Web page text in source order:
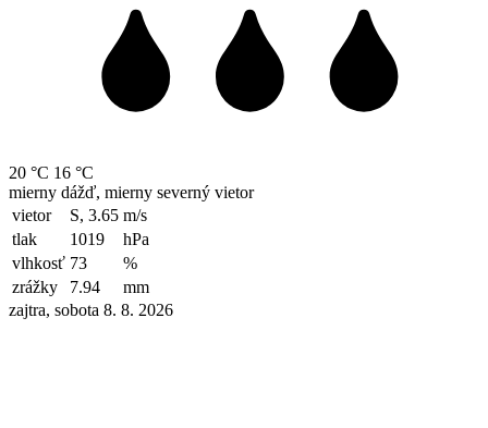
20 °C 16 °C
mierny dážď, mierny severný vietor
vietor
S, 3.65 m/s
tlak
1019
hPa
vlhkosť 73
%
zrážky
7.94
mm
zajtra, sobota 8. 8. 2026